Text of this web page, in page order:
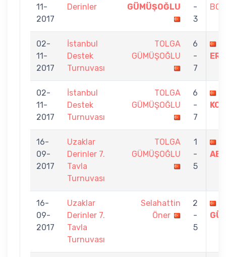
11-
2017
Derinler
GÜMÜŞOĞLU
-
3
02-
11-
2017
İstanbul
Destek
Turnuvası
TOLGA
GÜMÜŞOĞLU
6
-
7
02-
11-
2017
İstanbul
Destek
Turnuvası
TOLGA
GÜMÜŞOĞLU
6
-
7
16-
09-
2017
Uzaklar
Derinler 7.
Tavla
Turnuvası
TOLGA
GÜMÜŞOĞLU
1
-
5
16-
09-
2017
Uzaklar
Derinler 7.
Tavla
Turnuvası
Selahattin
Öner
2
-
5